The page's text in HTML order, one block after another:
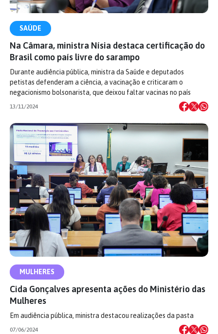
SAÚDE
Na Câmara, ministra Nísia destaca certificação do
Brasil como país livre do sarampo
Durante audiência pública, ministra da Saúde e deputados
petistas defenderam a ciência, a vacinação e criticaram o
negacionismo bolsonarista, que deixou faltar vacinas no país
13/11/2024
MULHERES
Cida Gonçalves apresenta ações do Ministério das
Mulheres
Em audiência pública, ministra destacou realizações da pasta
07/06/2024